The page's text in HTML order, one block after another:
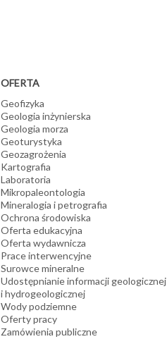
OFERTA
Geofizyka
Geologia inżynierska
Geologia morza
Geoturystyka
Geozagrożenia
Kartografia
Laboratoria
Mikropaleontologia
Mineralogia i petrografia
Ochrona środowiska
Oferta edukacyjna
Oferta wydawnicza
Prace interwencyjne
Surowce mineralne
Udostępnianie informacji geologicznej
i hydrogeologicznej
Wody podziemne
Oferty pracy
Zamówienia publiczne